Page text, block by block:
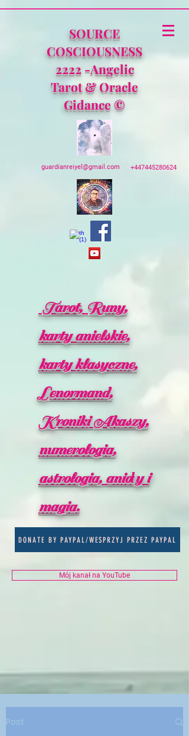
SOURCE
COSCIOUSNESS
2222 -Angelic
Tarot & Oracle
Gidance ©
guardianreiyel@gmail.com +447445280624
Tarot, Runy,
karty anielskie,
karty klasyczne,
Lenormand,
Kroniki Akaszy,
numerologia,
astrologia, anioły i
magia.
DONATE BY PAYPAL/WESPRZYJ PRZEZ PAYPAL
Mój kanał na YouTube
Post